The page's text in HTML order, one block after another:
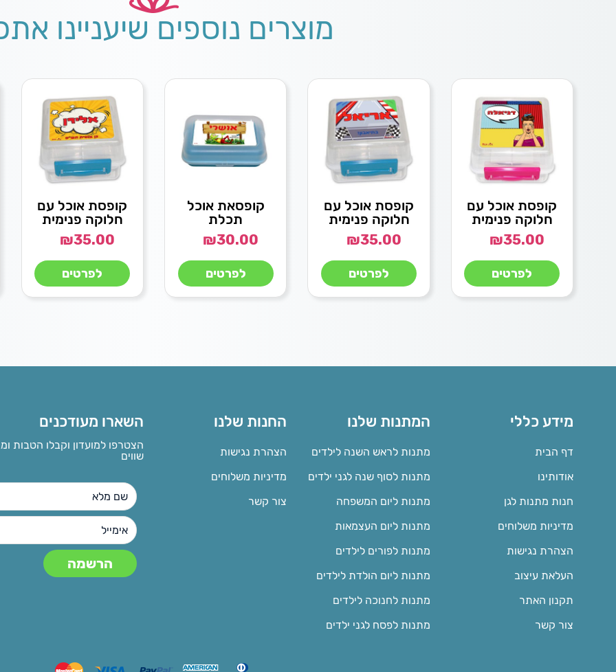
מוצרים נוספים שיעניינו
קופסת אוכל עם
חלוקה פנימית
₪35.00
לפרטים
קופסת אוכל עם
חלוקה פנימית
₪35.00
לפרטים
קופסאת אוכל
תכלת
₪30.00
לפרטים
קופסת אוכל עם
חלוקה פנימית
₪35.00
לפרטים
מידע כללי
דף הבית
אודותינו
חנות מתנות לגן
מדיניות משלוחים
הצהרת נגישות
העלאת עיצוב
תקנון האתר
צור קשר
המתנות שלנו
מתנות לראש השנה לילדים
מתנות לסוף שנה לגני ילדים
מתנות ליום המשפחה
מתנות ליום העצמאות
מתנות לפורים לילדים
מתנות ליום הולדת לילדים
מתנות לחנוכה לילדים
מתנות לפסח לגני ילדים
החנות שלנו
הצהרת נגישות
מדיניות משלוחים
צור קשר
השארו מעודכנים
הצטרפו למועדון וקבלו הטבות
שווים